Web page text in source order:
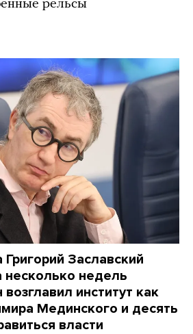
рельсы
Заславский
несколько недель
институт как
Мединского и десять
власти